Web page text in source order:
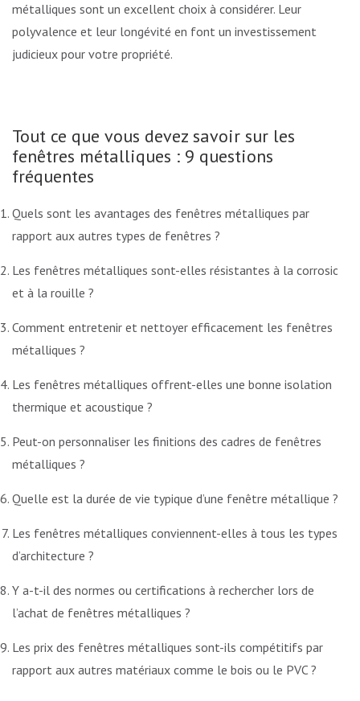
métalliques sont un excellent choix à considérer. Leur
polyvalence et leur longévité en font un investissement
judicieux pour votre propriété.
Tout ce que vous devez savoir sur les
fenêtres métalliques : 9 questions
fréquentes
Quels sont les avantages des fenêtres métalliques par
rapport aux autres types de fenêtres ?
Les fenêtres métalliques sont-elles résistantes à la corrosion
et à la rouille ?
Comment entretenir et nettoyer efficacement les fenêtres
métalliques ?
Les fenêtres métalliques offrent-elles une bonne isolation
thermique et acoustique ?
Peut-on personnaliser les finitions des cadres de fenêtres
métalliques ?
Quelle est la durée de vie typique d’une fenêtre métallique ?
Les fenêtres métalliques conviennent-elles à tous les types
d’architecture ?
Y a-t-il des normes ou certifications à rechercher lors de
l’achat de fenêtres métalliques ?
Les prix des fenêtres métalliques sont-ils compétitifs par
rapport aux autres matériaux comme le bois ou le PVC ?